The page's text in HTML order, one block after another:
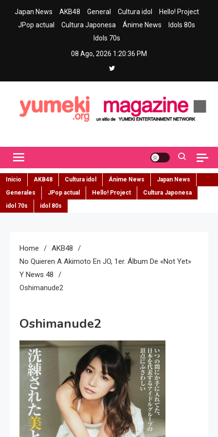
Japan News AKB48 General Cultura idol
Hello! Project
JPop actual
Cultura Japonesa Ánime News
Idols 80s
Idols 70s
08 Ago, 2026 1:20:37 PM
Inicio AKB48 Cultura idol Ánime News
Japan News
Generales
JPop actual Hello! Project
Cultura Japonesa
idol 70s
idol 80s
Home
AKB48
No Quieren A Akimoto En JO, 1er. Álbum De «Not Yet»
Y News 48
Oshimanude2
Oshimanude2